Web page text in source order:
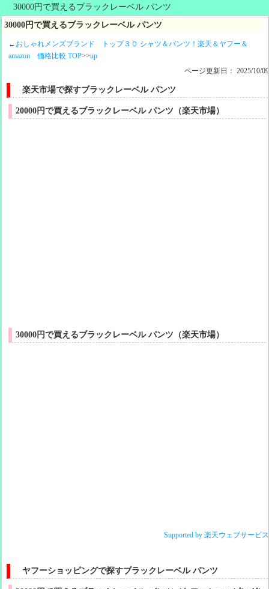
30000円で買えるブラックレーベル パンツ
30000円で買えるブラックレーベル パンツ
← おしゃれメンズブランド トップ３０ シャツ＆パンツ！楽天＆ヤフー＆
amazon 価格比較 TOP>>up
ページ更新日： 2025/10/09
楽天市場で探すブラックレーベル パンツ
20000円で買えるブラックレーベル パンツ（楽天市場）
30000円で買えるブラックレーベル パンツ（楽天市場）
Supported by 楽天ウェブサービス
ヤフーショッピングで探すブラックレーベル パンツ